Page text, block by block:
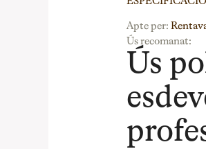
Apte per:
Ús recomanat:
Ús